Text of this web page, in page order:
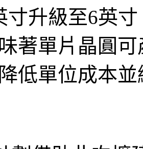
寸升級至6英
著單片晶圓
低單位成本